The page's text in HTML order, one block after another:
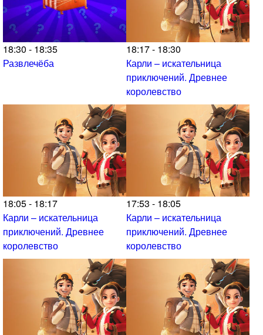
18:30 - 18:35
Развлечёба
18:17 - 18:30
Карли – искательница
приключений. Древнее
королевство
18:05 - 18:17
Карли – искательница
приключений. Древнее
королевство
17:53 - 18:05
Карли – искательница
приключений. Древнее
королевство